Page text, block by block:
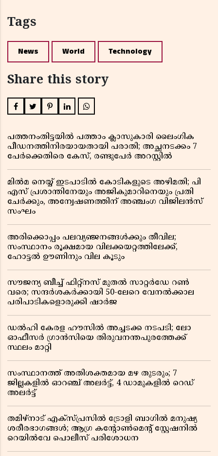
Tags
News World Technology
Share this story
പത്തനംതിട്ടയിൽ പത്താം ക്ലാസുകാരി ലൈംഗിക
പീഡനത്തിനിരയായതായി പരാതി; അച്ഛനടക്കം 7
പേർക്കെതിരെ കേസ്, രണ്ടുപേർ അറസ്റ്റിൽ
മിൽമ നെയ്യ് ഇടപാടിൽ കോടികളുടെ അഴിമതി; പി
എസ് പ്രശാന്തിനേയും അജികുമാറിനെയും പ്രതി
ചേർക്കും, അന്വേഷണത്തിന് അഞ്ചംഗ വിജിലൻസ്
സംഘം
അരിക്കൊപ്പം പലവ്യഞ്ജനങ്ങൾക്കും തീവില;
സംസ്ഥാനം രൂക്ഷമായ വിലക്കയറ്റത്തിലേക്ക്,
ഹോട്ടൽ ഊണിനും വില കൂടും
സൗജന്യ ബീച്ച് ഫിറ്റ്നസ് മുതൽ സാറ്റർഡേ റൺ
വരെ; സന്ദർശകർക്കായി 50-ലേറെ വേനൽക്കാല
പരിപാടികളൊരുക്കി ഷാർജ
ഡൽഹി കേരള ഹൗസിൽ അച്ചടക്ക നടപടി; ലോ
ഓഫീസർ ഗ്രാൻസിയെ തിരുവനന്തപുരത്തേക്ക്
സ്ഥലം മാറ്റി
സംസ്ഥാനത്ത് അതിശക്തമായ മഴ തുടരും; 7
ജില്ലകളിൽ ഓറഞ്ച് അലർട്ട്, 4 ഡാമുകളിൽ റെഡ്
അലർട്ട്
തമിഴ്‌നാട് എക്സ്പ്രസിൽ ട്രോളി ബാഗിൽ മനുഷ്യ
ശരീരഭാഗങ്ങൾ; ആഗ്ര കൻ്റോൺമെൻ്റ് സ്റ്റേഷനിൽ
റെയിൽവേ പൊലീസ് പരിശോധന